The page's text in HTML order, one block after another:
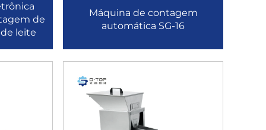
de
leite
Máquina de contagem
automática SG-16